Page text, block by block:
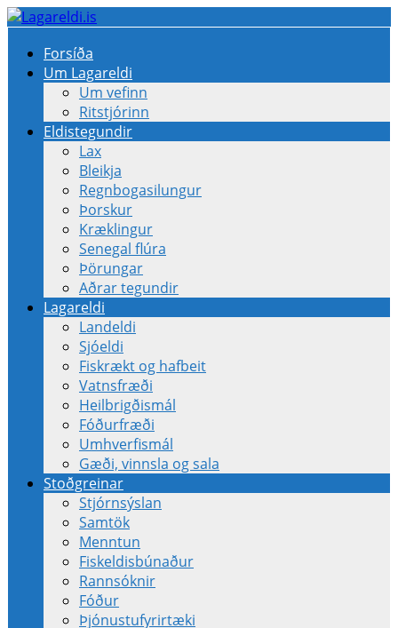
Forsíða
Um Lagareldi
Um vefinn
Ritstjórinn
Eldistegundir
Lax
Bleikja
Regnbogasilungur
Þorskur
Kræklingur
Senegal flúra
Þörungar
Aðrar tegundir
Lagareldi
Landeldi
Sjóeldi
Fiskrækt og hafbeit
Vatnsfræði
Heilbrigðismál
Fóðurfræði
Umhverfismál
Gæði, vinnsla og sala
Stoðgreinar
Stjórnsýslan
Samtök
Menntun
Fiskeldisbúnaður
Rannsóknir
Fóður
Þjónustufyrirtæki